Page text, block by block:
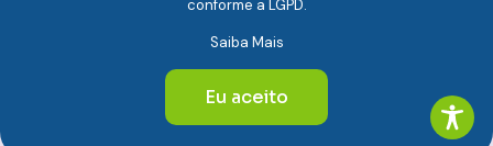
Câmara Brasileira da Economia Digital (camara-e.net) |
conforme a LGPD.
Saiba Mais
Eu aceito